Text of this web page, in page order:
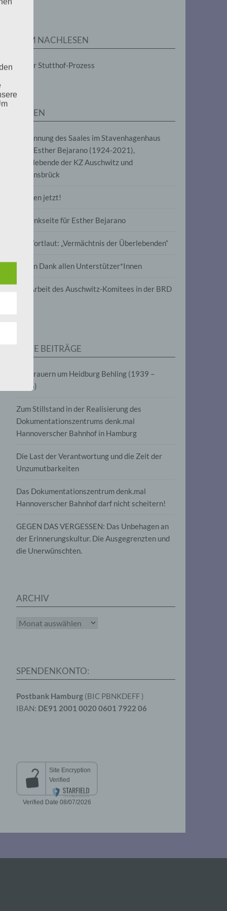
ZUM NACHLESEN
Der Stutthof-Prozess
SEITEN
Benennung des Saales im Stavenhagenhaus
nach Esther Bejarano (1924-2021),
Überlebende der KZ Auschwitz und
Ravensbrück
Frieden jetzt!
Gedenkseite für Esther Bejarano
Im Wortlaut: „Vermächtnis der Überlebenden“
Vielen Dank allen Unterstützer*Innen
Zur Arbeit des Auschwitz-Komitees in der BRD
NEUE BEITRÄGE
Wir trauern um Heidburg Behling (1939 –
2026)
Zum Stillstand in der Realisierung des
Dokumentationszentrums denk.mal
Hannoverscher Bahnhof in Hamburg
Die Last der Verantwortung und die Zeit der
Unzumutbarkeiten
Das Dokumentationszentrum denk.mal
Hannoverscher Bahnhof darf nicht scheitern!
GEGEN DAS VERGESSEN: Das Unbehagen an
der Erinnerungskultur. Die Ausgegrenzten und
die Unerwünschten.
ARCHIV
Archiv
SPENDENKONTO:
Postbank Hamburg (BIC PBNKDEFF )
IBAN: DE91 2001 0020 0601 7922 06